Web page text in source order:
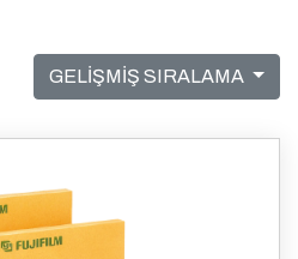
GELİŞMİŞ SIRALAMA